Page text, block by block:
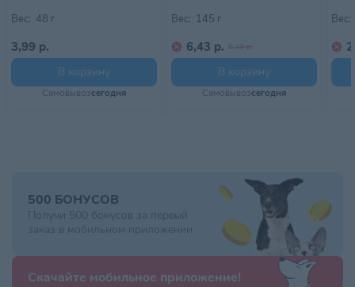
Вес: 48 г
3,99 р.
В корзину
Самовывозсегодня
Вес: 145 г
6,43 р. 6,49 р.
В корзину
Самовывозсегодня
Вес:
500 БОНУСОВ
Получи 500 бонусов за первый
заказ в мобильном приложении
Скачайте мобильное приложение!